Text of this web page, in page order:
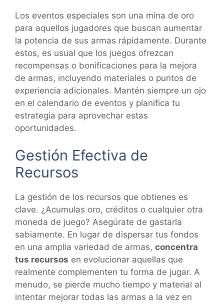
Los eventos especiales son una mina de oro
para aquellos jugadores que buscan aumentar
la potencia de sus armas rápidamente. Durante
estos, es usual que los juegos ofrezcan
recompensas o bonificaciones para la mejora
de armas, incluyendo materiales o puntos de
experiencia adicionales. Mantén siempre un ojo
en el calendario de eventos y planifica tu
estrategia para aprovechar estas
oportunidades.
Gestión Efectiva de
Recursos
La gestión de los recursos que obtienes es
clave. ¿Acumulas oro, créditos o cualquier otra
moneda de juego? Asegúrate de gastarla
sabiamente. En lugar de dispersar tus fondos
en una amplia variedad de armas, concentra
tus recursos en evolucionar aquellas que
realmente complementen tu forma de jugar. A
menudo, se pierde mucho tiempo y material al
intentar mejorar todas las armas a la vez en